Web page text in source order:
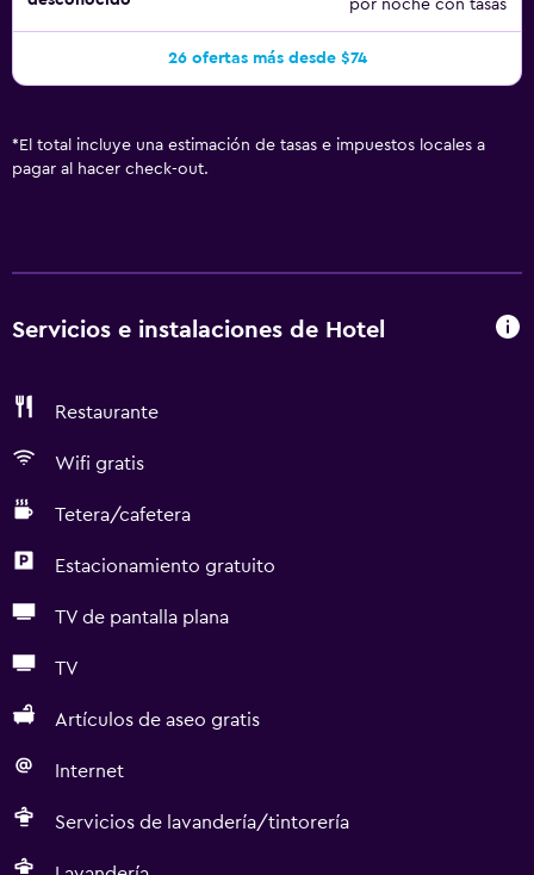
por noche con tasas
26 ofertas más desde $74
* El total incluye una estimación de tasas e impuestos locales a
pagar al hacer check-out.
Servicios e instalaciones de Hotel
Restaurante
Wifi gratis
Tetera/cafetera
Estacionamiento gratuito
TV de pantalla plana
TV
Artículos de aseo gratis
Internet
Servicios de lavandería/tintorería